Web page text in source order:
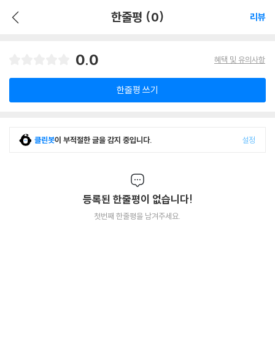
한줄평 (0) 리뷰
0.0 혜택 및 유의사항
한줄평 쓰기
클린봇이 부적절한 글을 감지 중입니다. 설정
등록된 한줄평이 없습니다!
첫번째 한줄평을 남겨주세요.